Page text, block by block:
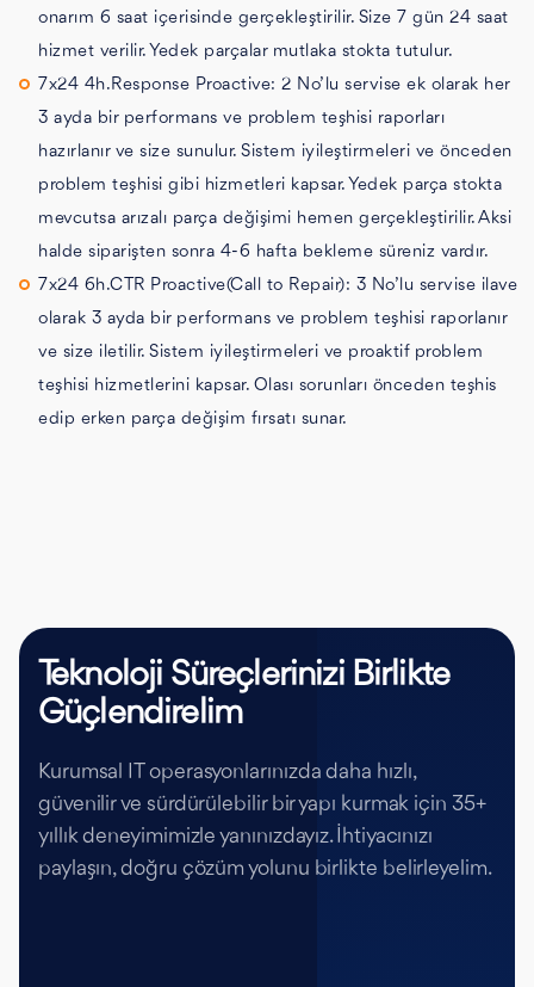
onarım 6 saat içerisinde gerçekleştirilir. Size 7 gün 24 saat
hizmet verilir. Yedek parçalar mutlaka stokta tutulur.
7x24 4h.Response Proactive: 2 No’lu servise ek olarak her
3 ayda bir performans ve problem teşhisi raporları
hazırlanır ve size sunulur. Sistem iyileştirmeleri ve önceden
problem teşhisi gibi hizmetleri kapsar. Yedek parça stokta
mevcutsa arızalı parça değişimi hemen gerçekleştirilir. Aksi
halde siparişten sonra 4-6 hafta bekleme süreniz vardır.
7x24 6h.CTR Proactive(Call to Repair): 3 No’lu servise ilave
olarak 3 ayda bir performans ve problem teşhisi raporlanır
ve size iletilir. Sistem iyileştirmeleri ve proaktif problem
teşhisi hizmetlerini kapsar. Olası sorunları önceden teşhis
edip erken parça değişim fırsatı sunar.
Teknoloji Süreçlerinizi Birlikte
Güçlendirelim
Kurumsal IT operasyonlarınızda daha hızlı,
güvenilir ve sürdürülebilir bir yapı kurmak için 35+
yıllık deneyimimizle yanınızdayız. İhtiyacınızı
paylaşın, doğru çözüm yolunu birlikte belirleyelim.